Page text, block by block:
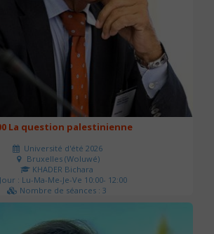
La question palestinienne
Université d'été 2026
Bruxelles (Woluwé)
KHADER Bichara
Jour : Lu-Ma-Me-Je-Ve 10:00- 12:00
Nombre de séances : 3
63 €